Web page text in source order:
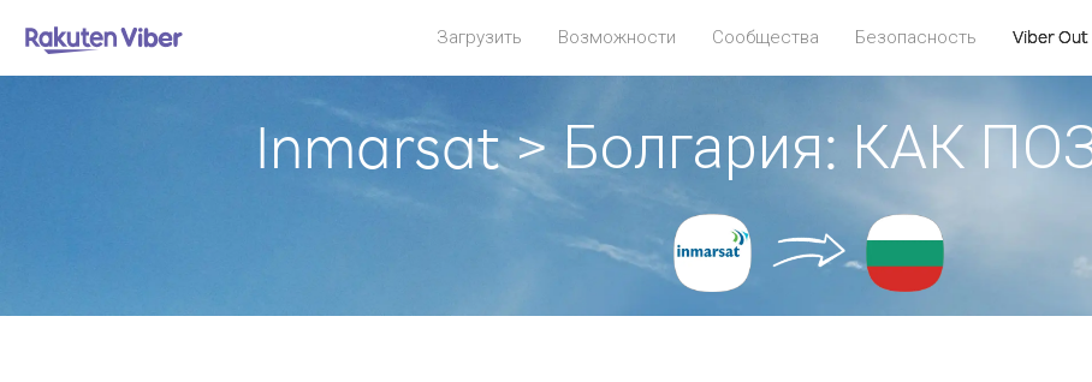
Загрузить Возможности Сообщества Безопасность Viber Out
Inmarsat > Болгария: КАК